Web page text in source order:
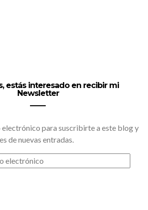
estás interesado en recibir mi
Newsletter
para suscribirte a este blog y
de nuevas entradas.